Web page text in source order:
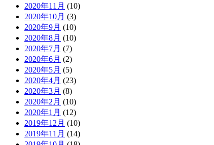
2020年11月 (10)
2020年10月 (3)
2020年9月 (10)
2020年8月 (10)
2020年7月 (7)
2020年6月 (2)
2020年5月 (5)
2020年4月 (23)
2020年3月 (8)
2020年2月 (10)
2020年1月 (12)
2019年12月 (10)
2019年11月 (14)